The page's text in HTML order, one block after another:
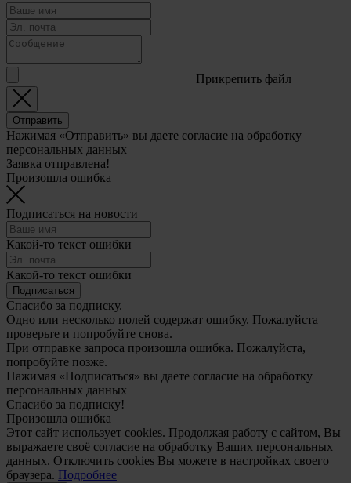
Прикрепить файл
Отправить
Нажимая «Отправить» вы даете согласие на обработку
персональных данных
Заявка отправлена!
Произошла ошибка
Подписаться на новости
Какой-то текст ошибки
Какой-то текст ошибки
Подписаться
Спасибо за подписку.
Одно или несколько полей содержат ошибку. Пожалуйста
проверьте и попробуйте снова.
При отправке запроса произошла ошибка. Пожалуйста,
попробуйте позже.
Нажимая «Подписаться» вы даете согласие на обработку
персональных данных
Спасибо за подписку!
Произошла ошибка
Этот сайт использует cookies. Продолжая работу с сайтом, Вы
выражаете своё согласие на обработку Ваших персональных
данных. Отключить cookies Вы можете в настройках своего
браузера. Подробнее